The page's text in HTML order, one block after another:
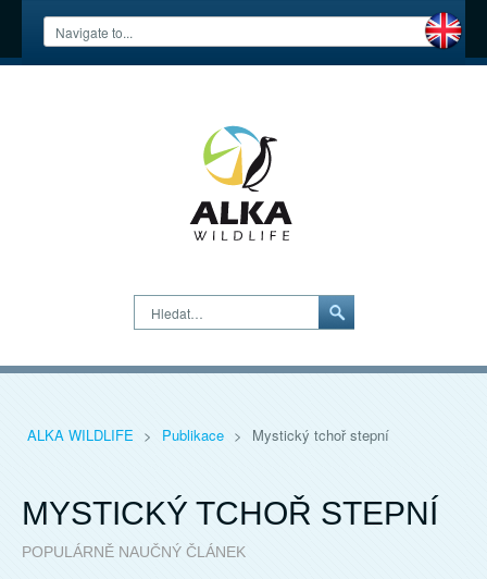
Hledat…
ALKA WILDLIFE > Publikace > Mystický tchoř stepní
MYSTICKÝ TCHOŘ STEPNÍ
POPULÁRNĚ NAUČNÝ ČLÁNEK